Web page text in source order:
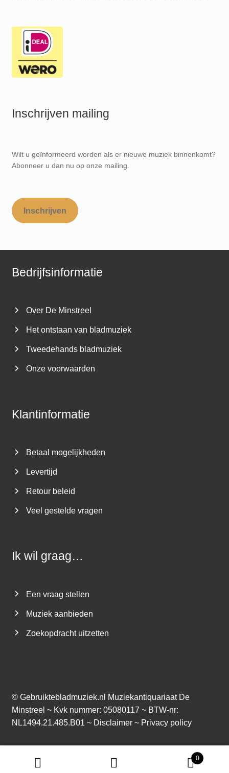
Inschrijven mailing
Wilt u geïnformeerd worden als er nieuwe muziek binnenkomt?
Abonneer u dan nu op onze mailing.
Inschrijven
Bedrijfsinformatie
Over De Minstreel
Het ontstaan van bladmuziek
Tweedehands bladmuziek
Onze voorwaarden
Klantinformatie
Betaal mogelijkheden
Levertijd
Retour beleid
Veel gestelde vragen
Ik wil graag…
Een vraag stellen
Muziek aanbieden
Zoekopdracht uitzetten
© Gebruiktebladmuziek.nl
Muziekantiquariaat De
Minstreel ~ Kvk nummer: 05080117 ~ BTW-nr:
NL1494.21.485.B01 ~ Disclaimer~ Privacy policy
0